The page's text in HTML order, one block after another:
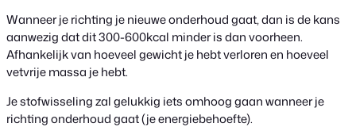
Wanneer je richting je nieuwe onderhoud gaat, dan is de kans
aanwezig dat dit 300-600kcal minder is dan voorheen.
Afhankelijk van hoeveel gewicht je hebt verloren en hoeveel
vetvrije massa je hebt.
Je stofwisseling zal gelukkig iets omhoog gaan wanneer je
richting onderhoud gaat (je energiebehoefte).